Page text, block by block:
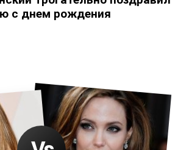
с днем рождения